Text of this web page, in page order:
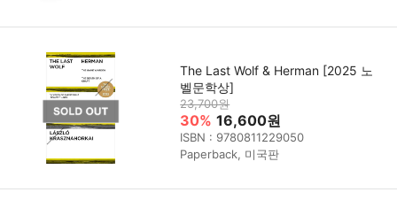
The Last Wolf & Herman [2025 노
벨문학상]
23,700원
30% 16,600원
ISBN : 9780811229050
Paperback, 미국판